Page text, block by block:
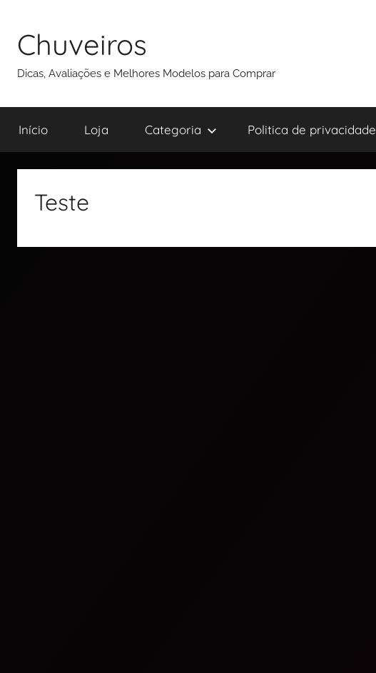
Chuveiros
Dicas, Avaliações e Melhores Modelos para Comprar
Início Loja Categoria Politica de privacidade
Teste